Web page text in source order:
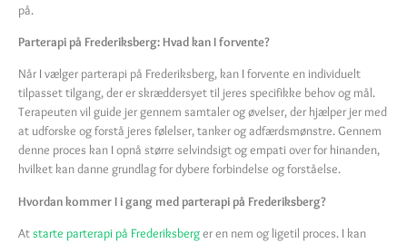
på.
Parterapi på Frederiksberg: Hvad kan I forvente?
Når I vælger parterapi på Frederiksberg, kan I forvente en individuelt
tilpasset tilgang, der er skræddersyet til jeres specifikke behov og mål.
Terapeuten vil guide jer gennem samtaler og øvelser, der hjælper jer med
at udforske og forstå jeres følelser, tanker og adfærdsmønstre. Gennem
denne proces kan I opnå større selvindsigt og empati over for hinanden,
hvilket kan danne grundlag for dybere forbindelse og forståelse.
Hvordan kommer I i gang med parterapi på Frederiksberg?
Atstarte parterapi på Frederiksberger en nem og ligetil proces. I kan